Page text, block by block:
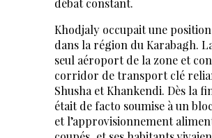
débat constant.
Khodjaly occupait une
dans la région du Karabagh.
seul aéroport de la zone et
corridor de transport clé
Shusha et Khankendi. Dès la
était de facto soumise à un
et l’approvisionnement